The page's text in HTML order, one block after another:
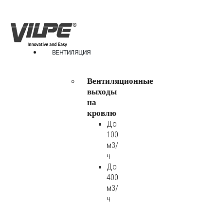
ВЕНТИЛЯЦИЯ
Вентиляционные
выходы
на
кровлю
До
100
м3/
ч
До
400
м3/
ч